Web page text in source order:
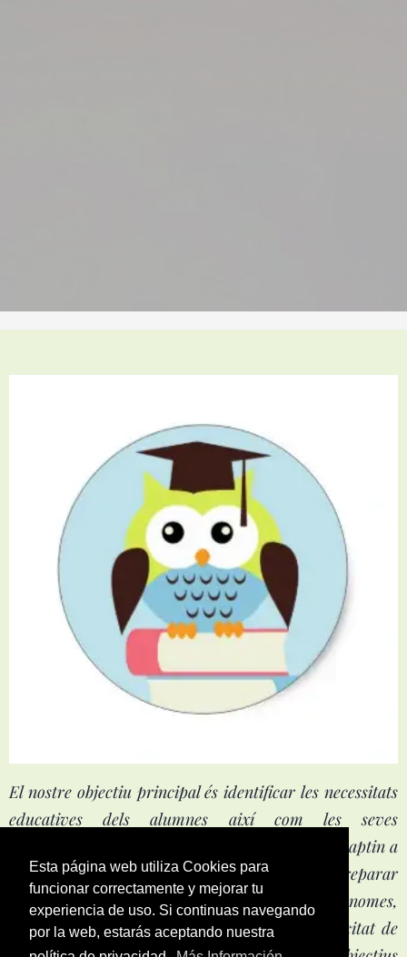
Esta página web utiliza Cookies para
funcionar correctamente y mejorar tu
experiencia de uso. Si continuas navegando
por la web, estarás aceptando nuestra
El nostre objectiu principal és identificar les necessitats
educatives dels alumnes així com les seves
potencialitats per tal d'oferir estratègies que s'adaptin a
les seves característiques. Així mateix volem preparar
als nens i nenes per tal que siguin persones autònomes,
capaços de pensar per si mateixos i amb capacitat de